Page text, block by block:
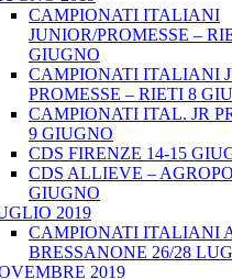
CAMPIONATI ITALIANI
JUNIOR/PROMESSE –
GIUGNO
CAMPIONATI ITALIANI
PROMESSE – RIETI 8
CAMPIONATI ITAL. JR
9 GIUGNO
CDS FIRENZE 14-15
CDS ALLIEVE –
GIUGNO
2019
CAMPIONATI ITALIANI
BRESSANONE 26/28
2019